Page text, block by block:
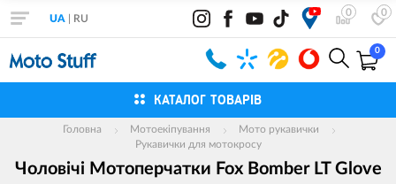
0 0
UA RU
0
КАТАЛОГ ТОВАРІВ
Головна Мотоекіпування
Мото рукавички
Рукавички для мотокросу
Чоловічі Мотоперчатки Fox Bomber LT Glove